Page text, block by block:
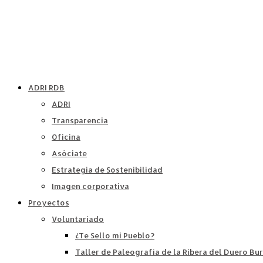
ADRI RDB
ADRI
Transparencia
Oficina
Asóciate
Estrategia de Sostenibilidad
Imagen corporativa
Proyectos
Voluntariado
¿Te Sello mi Pueblo?
Taller de Paleografía de la Ribera del Duero